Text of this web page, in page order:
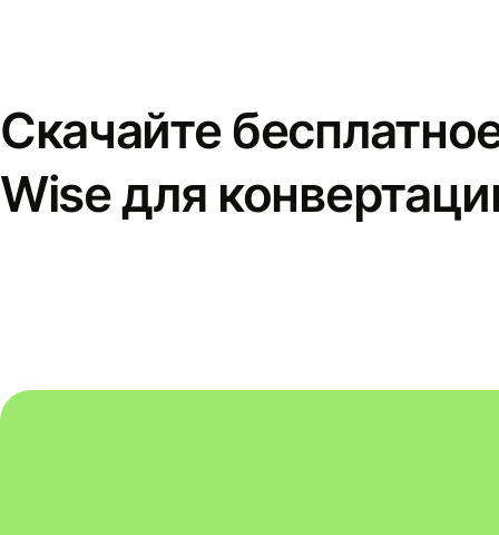
Скачайте
Wise для